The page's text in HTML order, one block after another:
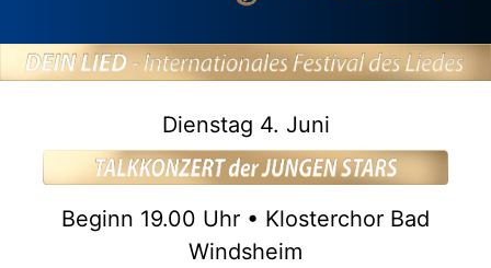
Dienstag 4. Juni
Beginn 19.00 Uhr • Klosterchor Bad
Windsheim